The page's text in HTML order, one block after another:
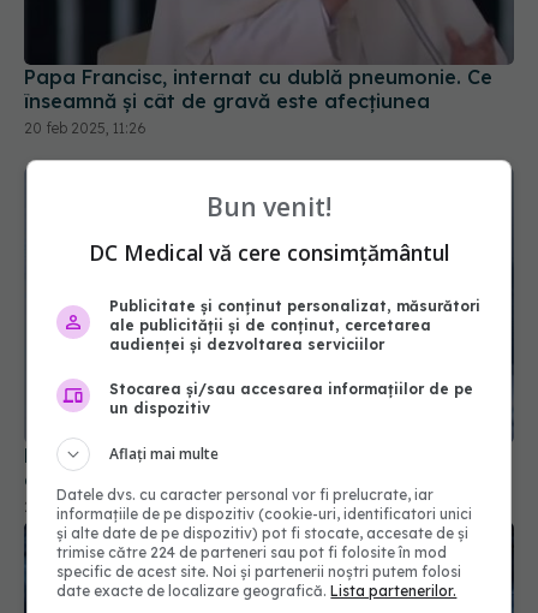
înseamnă și cât de gravă este afecțiunea
20 feb 2025, 11:26
Bronșita: simptome la adulți și copii, cauze și
când e contagioasă
Bun venit!
DC Medical vă cere consimțământul
Publicitate și conținut personalizat, măsurători
ale publicității și de conținut, cercetarea
audienței și dezvoltarea serviciilor
Stocarea și/sau accesarea informațiilor de pe
un dispozitiv
Aflați mai multe
Datele dvs. cu caracter personal vor fi prelucrate, iar
informațiile de pe dispozitiv (cookie-uri, identificatori unici
și alte date de pe dispozitiv) pot fi stocate, accesate de și
trimise către 224 de parteneri sau pot fi folosite în mod
specific de acest site. Noi și partenerii noștri putem folosi
date exacte de localizare geografică.Lista partenerilor.